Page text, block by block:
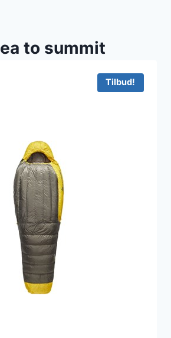
to summit
Tilbud!